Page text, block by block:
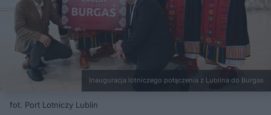
Inauguracja lotniczego połączenia z Lublina do Burgas
fot. Port Lotniczy Lublin